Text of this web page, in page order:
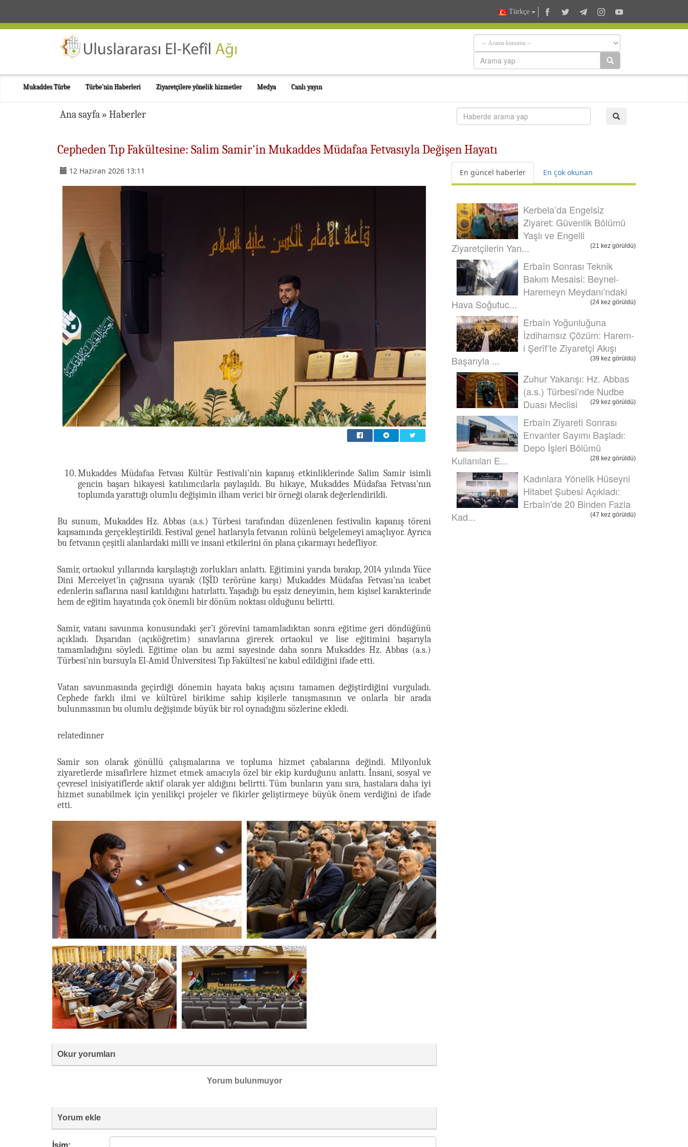
Türkçe
Mukaddes Türbe Türbe'nin Haberleri Ziyaretçilere yönelik hizmetler Medya Canlı yayın
Ana sayfa » Haberler
Cepheden Tıp Fakültesine: Salim Samir'in Mukaddes Müdafaa Fetvasıyla Değişen Hayatı
12 Haziran 2026 13:11
Mukaddes Müdafaa Fetvası Kültür Festivali'nin kapanış etkinliklerinde Salim Samir isimli
gencin başarı hikayesi katılımcılarla paylaşıldı. Bu hikaye, Mukaddes Müdafaa Fetvası'nın
toplumda yarattığı olumlu değişimin ilham verici bir örneği olarak değerlendirildi.
Bu sunum, Mukaddes Hz. Abbas (a.s.) Türbesi tarafından düzenlenen festivalin kapanış töreni
kapsamında gerçekleştirildi. Festival genel hatlarıyla fetvanın rolünü belgelemeyi amaçlıyor. Ayrıca
bu fetvanın çeşitli alanlardaki milli ve insani etkilerini ön plana çıkarmayı hedefliyor.
Samir, ortaokul yıllarında karşılaştığı zorlukları anlattı. Eğitimini yarıda bırakıp, 2014 yılında Yüce
Dini Merceiyet'in çağrısına uyarak (IŞİD terörüne karşı) Mukaddes Müdafaa Fetvası'na icabet
edenlerin saflarına nasıl katıldığını hatırlattı. Yaşadığı bu eşsiz deneyimin, hem kişisel karakterinde
hem de eğitim hayatında çok önemli bir dönüm noktası olduğunu belirtti.
Samir, vatanı savunma konusundaki şer'i görevini tamamladıktan sonra eğitime geri döndüğünü
açıkladı. Dışarıdan (açıköğretim) sınavlarına girerek ortaokul ve lise eğitimini başarıyla
tamamladığını söyledi. Eğitime olan bu azmi sayesinde daha sonra Mukaddes Hz. Abbas (a.s.)
Türbesi'nin bursuyla El-Amid Üniversitesi Tıp Fakültesi'ne kabul edildiğini ifade etti.
Vatan savunmasında geçirdiği dönemin hayata bakış açısını tamamen değiştirdiğini vurguladı.
Cephede farklı ilmi ve kültürel birikime sahip kişilerle tanışmasının ve onlarla bir arada
bulunmasının bu olumlu değişimde büyük bir rol oynadığını sözlerine ekledi.
relatedinner
Samir son olarak gönüllü çalışmalarına ve topluma hizmet çabalarına değindi. Milyonluk
ziyaretlerde misafirlere hizmet etmek amacıyla özel bir ekip kurduğunu anlattı. İnsani, sosyal ve
çevresel inisiyatiflerde aktif olarak yer aldığını belirtti. Tüm bunların yanı sıra, hastalara daha iyi
hizmet sunabilmek için yenilikçi projeler ve fikirler geliştirmeye büyük önem verdiğini de ifade
etti.
Okur yorumları
Yorum bulunmuyor
Yorum ekle
İsim:
En güncel haberler En çok okunan
Kerbela’da Engelsiz
Ziyaret: Güvenlik Bölümü
Yaşlı ve Engelli
Ziyaretçilerin Yan...
(21 kez görüldü)
Erbaîn Sonrası Teknik
Bakım Mesaisi: Beynel-
Haremeyn Meydanı’ndaki
Hava Soğutuc...
(24 kez görüldü)
Erbaîn Yoğunluğuna
İzdihamsız Çözüm: Harem-
i Şerîf’te Ziyaretçi Akışı
Başarıyla ...
(39 kez görüldü)
Zuhur Yakarışı: Hz. Abbas
(a.s.) Türbesi’nde Nudbe
Duası Meclisi
(29 kez görüldü)
Erbaîn Ziyareti Sonrası
Envanter Sayımı Başladı:
Depo İşleri Bölümü
Kullanılan E...
(28 kez görüldü)
Kadınlara Yönelik Hüseyni
Hitabet Şubesi Açıkladı:
Erbaîn'de 20 Binden Fazla
Kad...
(47 kez görüldü)